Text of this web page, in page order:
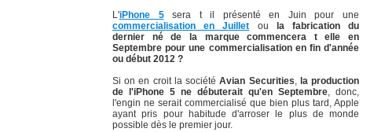
L'iPhone 5sera t il présenté en Juin pour une
commercialisation en Juillet ou
la fabrication du
dernier né de la marque commencera t elle en
Septembre pour une commercialisation en fin d'année
ou début 2012 ?
Si on en croit la sociétéAvian Securities, la production
de l'iPhone 5 ne débuterait qu'en Septembre, donc,
l'engin ne serait commercialisé que bien plus tard, Apple
ayant pris pour habitude d'arroser le plus de monde
possible dès le premier jour.